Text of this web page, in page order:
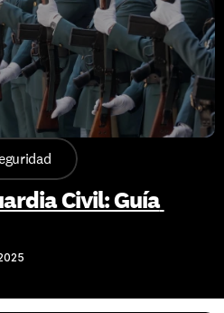
Civil: Guía